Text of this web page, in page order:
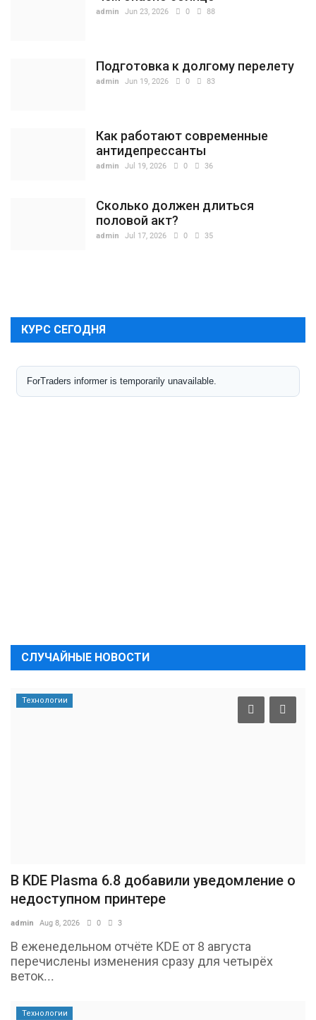
admin Jun 23, 2026 0 88
Подготовка к долгому перелету
admin Jun 19, 2026 0 83
Как работают современные
антидепрессанты
admin Jul 19, 2026 0 36
Сколько должен длиться
половой акт?
admin Jul 17, 2026 0 35
КУРС СЕГОДНЯ
СЛУЧАЙНЫЕ НОВОСТИ
Технологии
В KDE Plasma 6.8 добавили уведомление о
недоступном принтере
admin Aug 8, 2026 0 3
В еженедельном отчёте KDE от 8 августа
перечислены изменения сразу для четырёх
веток...
Технологии